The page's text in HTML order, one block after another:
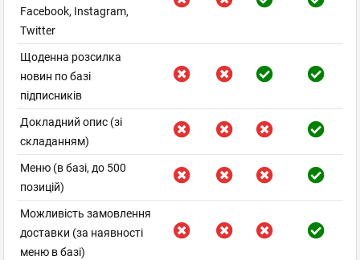
Facebook, Instagram,
Twitter
Щоденна розсилка
новин по базі
підписників
Докладний опис (зі
складанням)
Меню (в базі, до 500
позицій)
Можливість замовлення
доставки (за наявності
меню в базі)